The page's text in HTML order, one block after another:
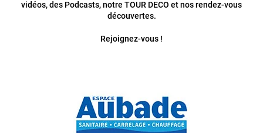
vidéos, des Podcasts, notre TOUR DECO et nos rendez-vous
découvertes.
Rejoignez-vous !